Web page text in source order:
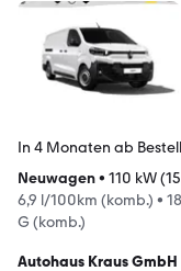
In 4 Monaten ab
Neuwagen• 110 kW
6,9 l/100km (komb.) •
G (komb.)
Autohaus Kraus GmbH